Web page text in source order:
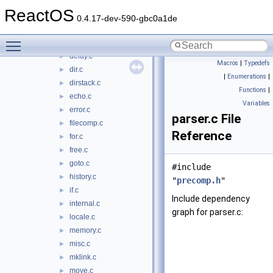
ReactOS 0.4.17-dev-590-gbc0a1de
► ctty.c
► delay.c
► dir.c
► dirstack.c
► echo.c
► error.c
► filecomp.c
► for.c
► free.c
► goto.c
► history.c
► if.c
► internal.c
► locale.c
► memory.c
► misc.c
► mklink.c
►
move.c
Macros | Typedefs
| Enumerations |
Functions |
Variables
parser.c File
Reference
#include
"precomp.h"
Include dependency
graph for parser.c: